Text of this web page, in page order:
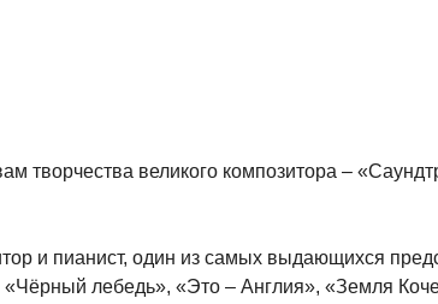
творчества великого композитора –
и пианист, один из самых выдающихся
лебедь», «Это – Англия», «Земля